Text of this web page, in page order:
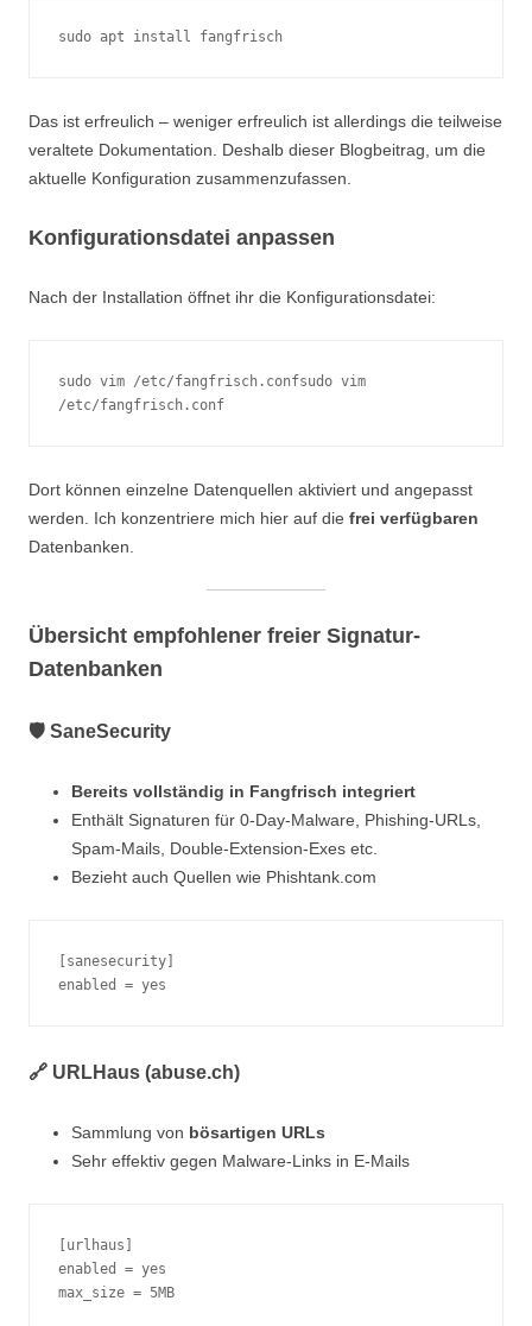
sudo apt install fangfrisch
Das ist erfreulich – weniger erfreulich ist allerdings die teilweise
veraltete Dokumentation. Deshalb dieser Blogbeitrag, um die
aktuelle Konfiguration zusammenzufassen.
Konfigurationsdatei anpassen
Nach der Installation öffnet ihr die Konfigurationsdatei:
sudo vim /etc/fangfrisch.confsudo vim
/etc/fangfrisch.conf
Dort können einzelne Datenquellen aktiviert und angepasst
werden. Ich konzentriere mich hier auf die frei verfügbaren
Datenbanken.
Übersicht empfohlener freier Signatur-
Datenbanken
🛡️ SaneSecurity
Bereits vollständig in Fangfrisch integriert
Enthält Signaturen für 0-Day-Malware, Phishing-URLs,
Spam-Mails, Double-Extension-Exes etc.
Bezieht auch Quellen wie Phishtank.com
[sanesecurity]
enabled = yes
🔗 URLHaus (abuse.ch)
Sammlung von bösartigen URLs
Sehr effektiv gegen Malware-Links in E-Mails
[urlhaus]
enabled = yes
max_size = 5MB